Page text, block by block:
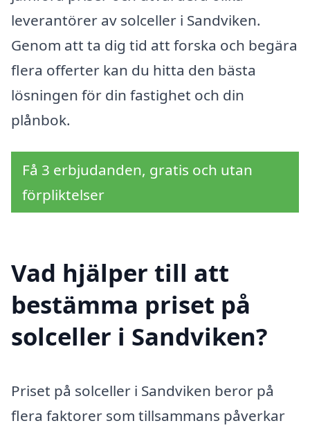
leverantörer av solceller i Sandviken.
Genom att ta dig tid att forska och begära
flera offerter kan du hitta den bästa
lösningen för din fastighet och din
plånbok.
Få 3 erbjudanden, gratis och utan
förpliktelser
Vad hjälper till att
bestämma priset på
solceller i Sandviken?
Priset på solceller i Sandviken beror på
flera faktorer som tillsammans påverkar